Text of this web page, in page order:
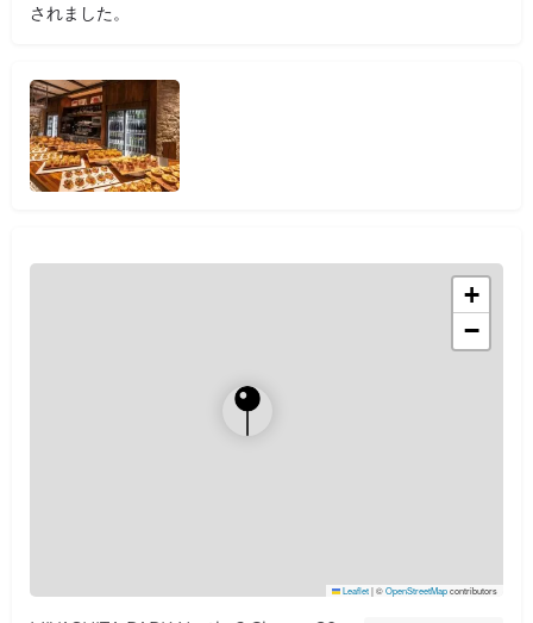
されました。
+
−
Leaflet|©OpenStreetMapcontributors